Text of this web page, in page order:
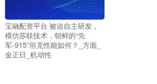
宝融配资平台 被迫自主研发，
模仿苏联技术，朝鲜的“先
军-915”坦克性能如何？_方面_
金正日_机动性